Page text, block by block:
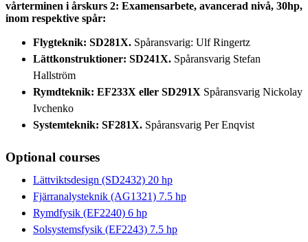
vårterminen i årskurs 2: Examensarbete, avancerad nivå, 30hp,
inom respektive spår:
Flygteknik: SD281X. Spåransvarig: Ulf Ringertz
Lättkonstruktioner: SD241X. Spåransvarig Stefan
Hallström
Rymdteknik: EF233X eller SD291X Spåransvarig Nickolay
Ivchenko
Systemteknik: SF281X. Spåransvarig Per Enqvist
Optional courses
Lättviktsdesign (SD2432) 20 hp
Fjärranalysteknik (AG1321) 7.5 hp
Rymdfysik (EF2240) 6 hp
Solsystemsfysik (EF2243) 7.5 hp